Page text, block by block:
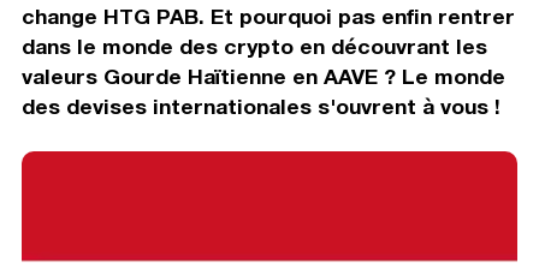
change HTG PAB. Et pourquoi pas enfin rentrer
dans le monde des crypto en découvrant les
valeurs Gourde Haïtienne en AAVE ? Le monde
des devises internationales s'ouvrent à vous !